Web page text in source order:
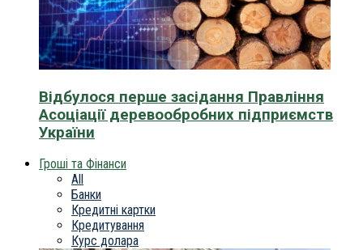
Відбулося перше засідання Правління
Асоціації деревообробних підприємств
України
Гроші та Фінанси
All
Банки
Кредитні картки
Кредитування
Курс долара